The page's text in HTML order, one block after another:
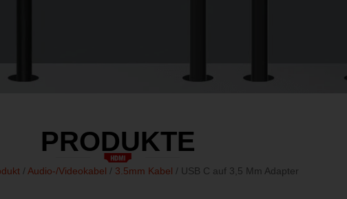
PRODUKTE
/ Audio-/Videokabel / 3.5mm Kabel / USB C auf 3,5 Mm Adapter